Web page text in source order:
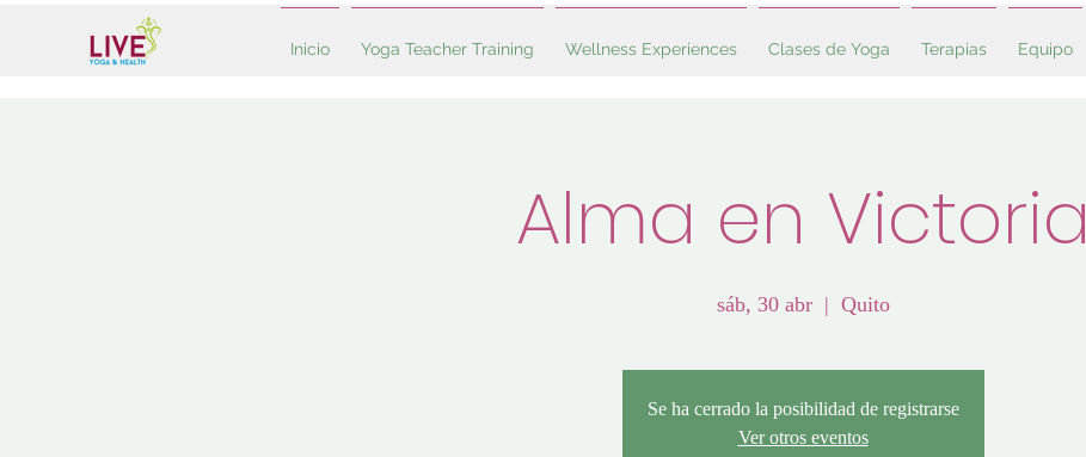
Inicio Yoga Teacher Training Wellness Experiences Clases de Yoga Terapias Equipo
Alma en Victoria
sáb, 30 abr
  |
Quito
Se ha cerrado la posibilidad de registrarse
Ver otros eventos